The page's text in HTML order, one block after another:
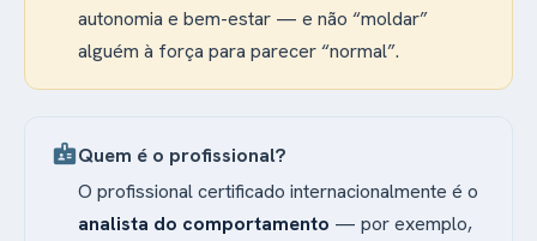
autonomia e bem-estar — e não “moldar”
alguém à força para parecer “normal”.
badgeQuem é o profissional?
O profissional certificado internacionalmente é o
analista do comportamento — por exemplo,